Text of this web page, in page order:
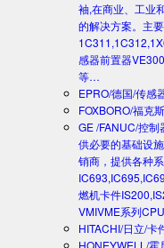
袖,在商业、工业
的解决方案。主
感器前置器
等…
EPRO/德国/传感
FOXBORO/福克
GE /FANUC/控制
供必要的基础设
销商，提供各种
燃机卡件
VMIVME系列
HITACHI/日立/卡
HONEYWELL/霍